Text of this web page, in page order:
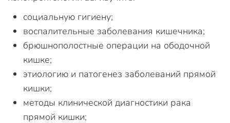
социальную гигиену;
воспалительные заболевания кишечника;
брюшнополостные операции на ободочной
кишке;
этиологию и патогенез заболеваний прямой
кишки;
методы клинической диагностики рака
прямой кишки;